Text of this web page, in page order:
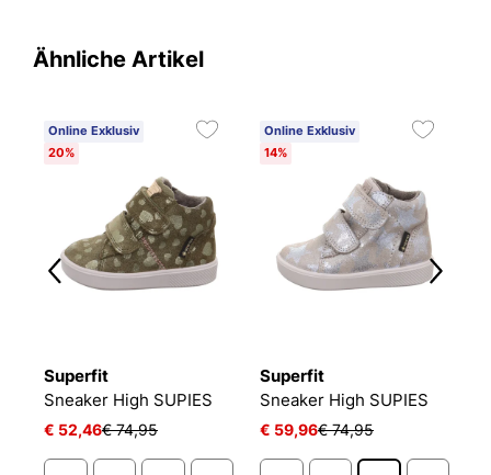
Ähnliche Artikel
Online Exklusiv
20%
Superfit
Sneaker High SUPIES
€ 52,46€ 74,95
Online Exklusiv
14%
Superfit
Sneaker High SUPIES
€ 59,96€ 74,95